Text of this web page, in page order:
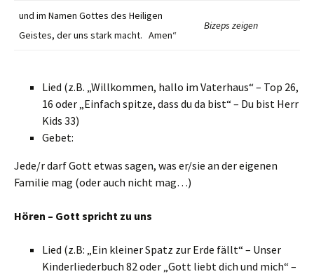
und im Namen Gottes des Heiligen
Geistes, der uns stark macht. Amen“
Bizeps zeigen
Lied (z.B. „Willkommen, hallo im Vaterhaus“ – Top 26,
16 oder „Einfach spitze, dass du da bist“ – Du bist Herr
Kids 33)
Gebet:
Jede/r darf Gott etwas sagen, was er/sie an der eigenen
Familie mag (oder auch nicht mag…)
Hören – Gott spricht zu uns
Lied (z.B: „Ein kleiner Spatz zur Erde fällt“ – Unser
Kinderliederbuch 82 oder „Gott liebt dich und mich“ –